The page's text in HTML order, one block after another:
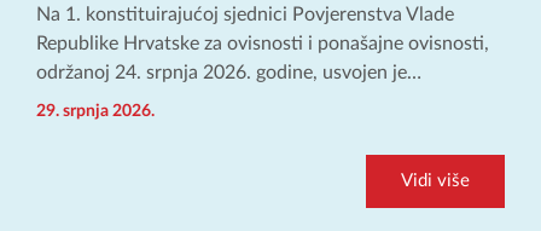
Na 1. konstituirajućoj sjednici Povjerenstva Vlade
Republike Hrvatske za ovisnosti i ponašajne ovisnosti,
održanoj 24. srpnja 2026. godine, usvojen je…
29. srpnja 2026.
Vidi više